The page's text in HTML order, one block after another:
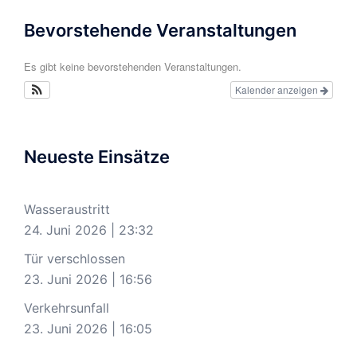
Bevorstehende Veranstaltungen
Es gibt keine bevorstehenden Veranstaltungen.
Kalender anzeigen
Neueste Einsätze
Wasseraustritt
24. Juni 2026
23:32
Tür verschlossen
23. Juni 2026
16:56
Verkehrsunfall
23. Juni 2026
16:05